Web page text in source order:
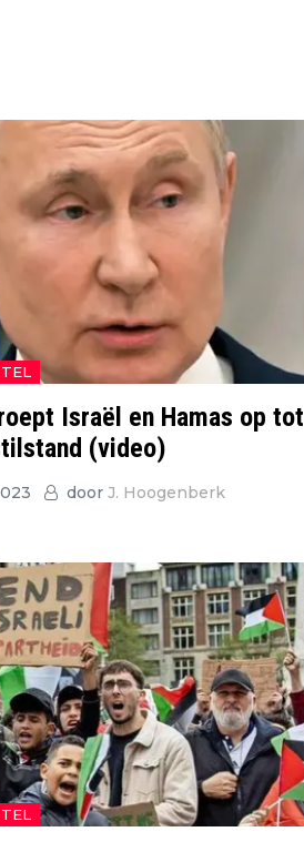
Israël en Hamas op tot
(video)
door J. Hoogenberk